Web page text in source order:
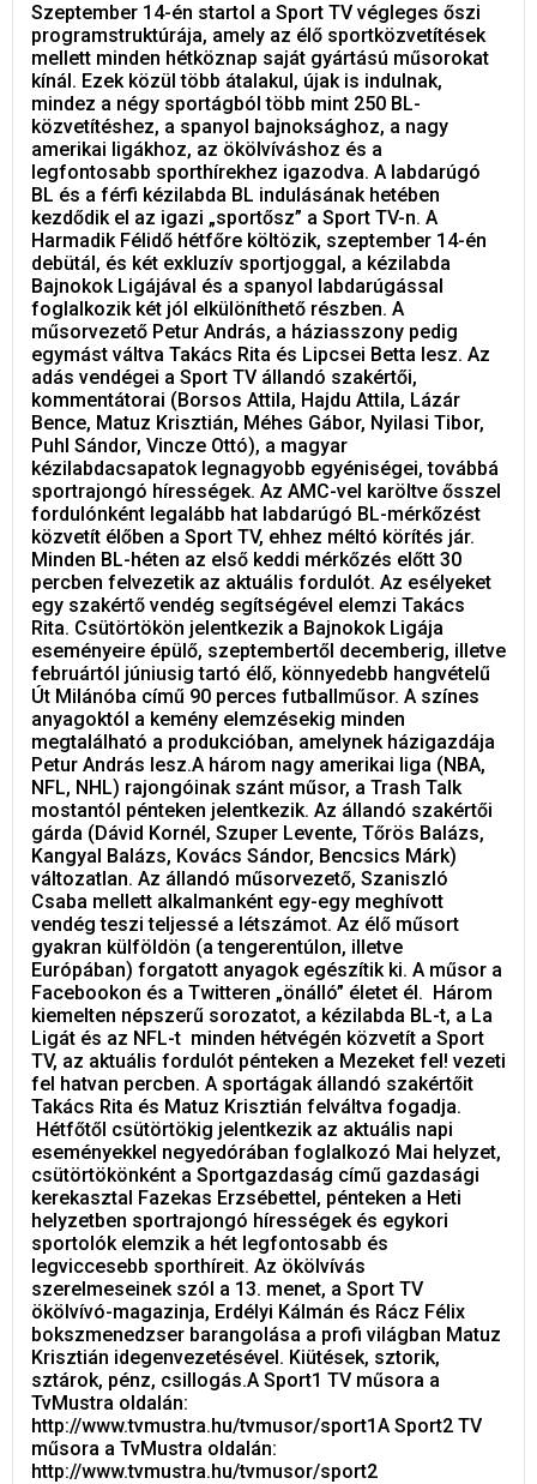
Szeptember 14-én startol a Sport TV végleges őszi
programstruktúrája, amely az élő sportközvetítések
mellett minden hétköznap saját gyártású műsorokat
kínál. Ezek közül több átalakul, újak is indulnak,
mindez a négy sportágból több mint 250 BL-
közvetítéshez, a spanyol bajnoksághoz, a nagy
amerikai ligákhoz, az ökölvíváshoz és a
legfontosabb sporthírekhez igazodva. A labdarúgó
BL és a férfi kézilabda BL indulásának hetében
kezdődik el az igazi „sportősz” a Sport TV-n. A
Harmadik Félidő hétfőre költözik, szeptember 14-én
debütál, és két exkluzív sportjoggal, a kézilabda
Bajnokok Ligájával és a spanyol labdarúgással
foglalkozik két jól elkülöníthető részben. A
műsorvezető Petur András, a háziasszony pedig
egymást váltva Takács Rita és Lipcsei Betta lesz. Az
adás vendégei a Sport TV állandó szakértői,
kommentátorai (Borsos Attila, Hajdu Attila, Lázár
Bence, Matuz Krisztián, Méhes Gábor, Nyilasi Tibor,
Puhl Sándor, Vincze Ottó), a magyar
kézilabdacsapatok legnagyobb egyéniségei, továbbá
sportrajongó hírességek. Az AMC-vel karöltve ősszel
fordulónként legalább hat labdarúgó BL-mérkőzést
közvetít élőben a Sport TV, ehhez méltó körítés jár.
Minden BL-héten az első keddi mérkőzés előtt 30
percben felvezetik az aktuális fordulót. Az esélyeket
egy szakértő vendég segítségével elemzi Takács
Rita. Csütörtökön jelentkezik a Bajnokok Ligája
eseményeire épülő, szeptembertől decemberig, illetve
februártól júniusig tartó élő, könnyedebb hangvételű
Út Milánóba című 90 perces futballműsor. A színes
anyagoktól a kemény elemzésekig minden
megtalálható a produkcióban, amelynek házigazdája
Petur András lesz.A három nagy amerikai liga (NBA,
NFL, NHL) rajongóinak szánt műsor, a Trash Talk
mostantól pénteken jelentkezik. Az állandó szakértői
gárda (Dávid Kornél, Szuper Levente, Tőrös Balázs,
Kangyal Balázs, Kovács Sándor, Bencsics Márk)
változatlan. Az állandó műsorvezető, Szaniszló
Csaba mellett alkalmanként egy-egy meghívott
vendég teszi teljessé a létszámot. Az élő műsort
gyakran külföldön (a tengerentúlon, illetve
Európában) forgatott anyagok egészítik ki. A műsor a
Facebookon és a Twitteren „önálló” életet él. Három
kiemelten népszerű sorozatot, a kézilabda BL-t, a La
Ligát és az NFL-t minden hétvégén közvetít a Sport
TV, az aktuális fordulót pénteken a Mezeket fel! vezeti
fel hatvan percben. A sportágak állandó szakértőit
Takács Rita és Matuz Krisztián felváltva fogadja.
Hétfőtől csütörtökig jelentkezik az aktuális napi
eseményekkel negyedórában foglalkozó Mai helyzet,
csütörtökönként a Sportgazdaság című gazdasági
kerekasztal Fazekas Erzsébettel, pénteken a Heti
helyzetben sportrajongó hírességek és egykori
sportolók elemzik a hét legfontosabb és
legviccesebb sporthíreit. Az ökölvívás
szerelmeseinek szól a 13. menet, a Sport TV
ökölvívó-magazinja, Erdélyi Kálmán és Rácz Félix
bokszmenedzser barangolása a profi világban Matuz
Krisztián idegenvezetésével. Kiütések, sztorik,
sztárok, pénz, csillogás.A Sport1 TV műsora a
TvMustra oldalán:
http://www.tvmustra.hu/tvmusor/sport1A Sport2 TV
műsora a TvMustra oldalán:
http://www.tvmustra.hu/tvmusor/sport2